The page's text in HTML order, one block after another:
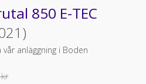
850 E-TEC
anläggning i Boden